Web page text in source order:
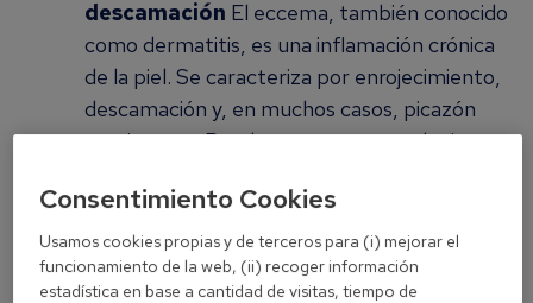
descamación El eccema, también conocido
como dermatitis, es una inflamación crónica
de la piel. Se caracteriza por enrojecimiento,
descamación y, en muchos casos, picazón
persistente. Puede aparecer en cualquier
como a adultos.
Factores desencadenantes:
Consentimiento Cookies
Usamos cookies propias y de terceros para (i) mejorar el
funcionamiento de la web, (ii) recoger información
estadística en base a cantidad de visitas, tiempo de